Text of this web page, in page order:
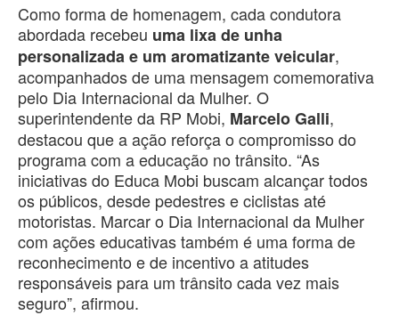
Como forma de homenagem, cada condutora
abordada recebeu uma lixa de unha
personalizada e um aromatizante veicular,
acompanhados de uma mensagem comemorativa
pelo Dia Internacional da Mulher. O
superintendente da RP Mobi, Marcelo Galli,
destacou que a ação reforça o compromisso do
programa com a educação no trânsito. “As
iniciativas do Educa Mobi buscam alcançar todos
os públicos, desde pedestres e ciclistas até
motoristas. Marcar o Dia Internacional da Mulher
com ações educativas também é uma forma de
reconhecimento e de incentivo a atitudes
responsáveis para um trânsito cada vez mais
seguro”, afirmou.